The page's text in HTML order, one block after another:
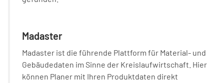
Madaster
Madaster ist die führende Plattform für Material- und
Gebäudedaten im Sinne der Kreislaufwirtschaft. Hier
können Planer mit Ihren Produktdaten direkt